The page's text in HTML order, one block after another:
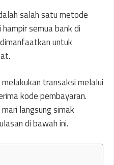
salah satu metode
semua bank di
untuk
transaksi melalui
kode pembayaran.
langsung simak
di bawah ini.